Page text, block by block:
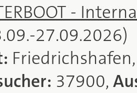
-
27.09.2026)
37900,